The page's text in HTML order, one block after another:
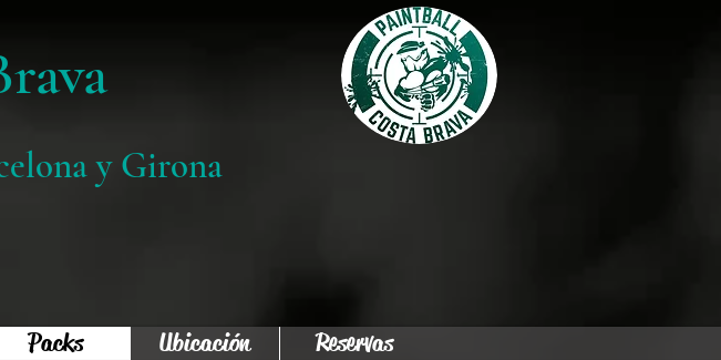
y Girona
Packs Ubicación Reservas